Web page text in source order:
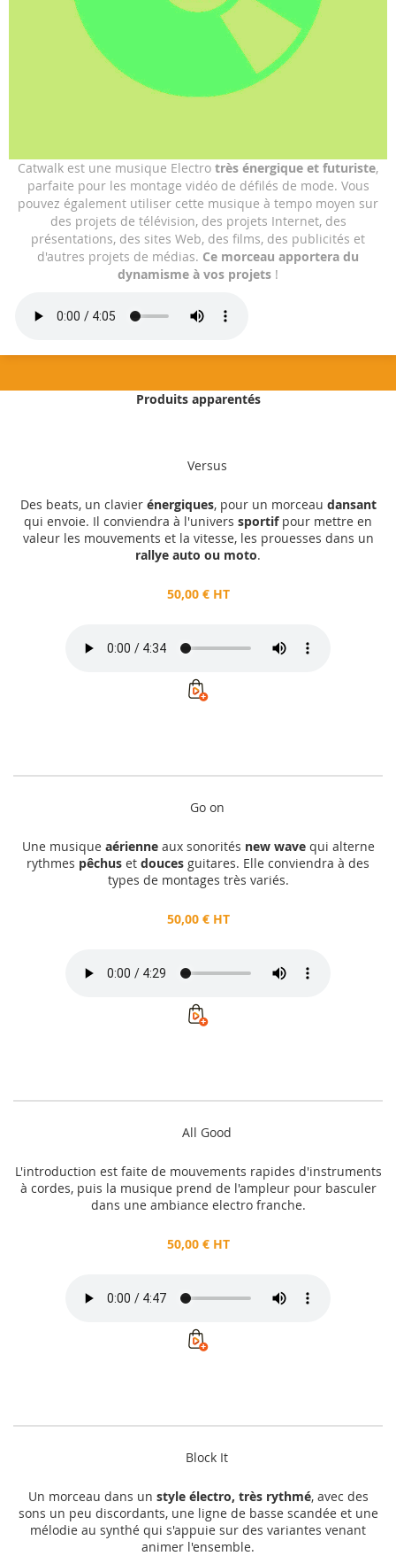
Skip
to
the
beginning
of
the
images
Catwalk est une musique Electro très énergique et futuriste,
parfaite pour les montage vidéo de défilés de mode. Vous
pouvez également utiliser cette musique à tempo moyen sur
des projets de télévision, des projets Internet, des
présentations, des sites Web, des films, des publicités et
d'autres projets de médias. Ce morceau apportera du
dynamisme à vos projets !
Produits apparentés
Versus
Des beats, un clavier énergiques, pour un morceau dansant
qui envoie. Il conviendra à l'univers sportifpour mettre en
valeur les mouvements et la vitesse, les prouesses dans un
rallye auto ou moto.
50,00 € HT
Go on
Une musique aérienneaux sonorités new wavequi alterne
rythmes pêchus et douces guitares. Elle conviendra à des
types de montages très variés.
50,00 € HT
All Good
L'introduction est faite de mouvements rapides d'instruments
à cordes, puis la musique prend de l'ampleur pour basculer
dans une ambiance electro franche.
50,00 € HT
Block It
Un morceau dans un style électro, très rythmé, avec des
sons un peu discordants, une ligne de basse scandée et une
mélodie au synthé qui s'appuie sur des variantes venant
animer l'ensemble.